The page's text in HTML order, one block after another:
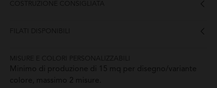
COSTRUZIONE CONSIGLIATA
FILATI DISPONIBILI
MISURE E COLORI PERSONALIZZABILI
Minimo di produzione di 15 mq per disegno/variante
colore, massimo 2 misure.